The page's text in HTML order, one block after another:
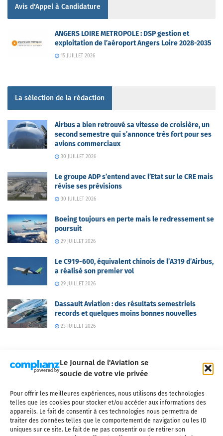
Le Journal de l'Aviation se
soucie de votre vie privée
Pour offrir les meilleures expériences, nous utilisons des technologies
telles que les cookies pour stocker et/ou accéder aux informations des
appareils. Le fait de consentir à ces technologies nous permettra de
traiter des données telles que le comportement de navigation ou les ID
uniques sur ce site. Le fait de ne pas consentir ou de retirer son
Avis d'Appel à Candidature
ANGERS LOIRE METROPOLE : DSP gestion et
exploitation de l’aéroport Angers Loire 2028-2035
15 JUILLET 2026
La sélection de la rédaction
Airbus a bien retrouvé sa vitesse de croisière, un
second semestre qui s’annonce très fort pour ses
avions commerciaux
30 JUILLET 2026
Le groupe ADP s’entend avec l’Etat sur le CRE mais
révise ses prévisions
30 JUILLET 2026
Boeing toujours en perte mais le redressement se
poursuit
29 JUILLET 2026
Le C919-600, équivalent chinois de l’A319 d’Airbus,
a réalisé son premier vol
29 JUILLET 2026
Dassault Aviation : des résultats semestriels
records et quelques moins bonnes nouvelles
23 JUILLET 2026
Qui sommes-nous ? Nous contacter
Partenaires
Mentions légales
CGV Politique de confidentialité Cookies